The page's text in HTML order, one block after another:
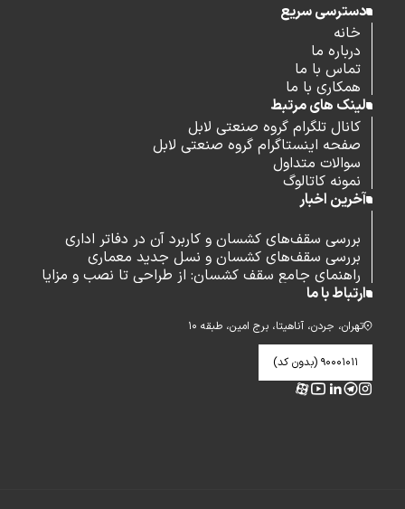
دسترسی سریع
خانه
درباره ما
تماس با ما
همکاری با ما
لینک های مرتبط
کانال تلگرام گروه صنعتی لابل
صفحه اینستاگرام گروه صنعتی لابل
سوالات متداول
نمونه کاتالوگ
آخرین اخبار
بررسی سقف‌های کشسان و کاربرد آن در دفاتر اداری
بررسی سقف‌های کشسان و نسل جدید معماری
راهنمای جامع سقف کشسان: از طراحی تا نصب و مزایا
ارتباط با ما
تهران، جردن، آناهیتا، برج امین، طبقه ۱۰
۹۰۰۰۱۰۱۱ (بدون کد)